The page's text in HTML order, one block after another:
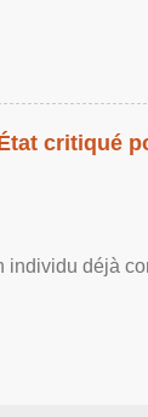
critiqué
individu déjà